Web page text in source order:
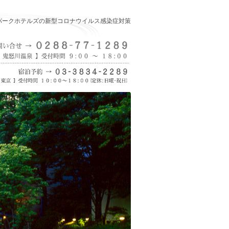
ークホテルズの新型コロナウイルス感染症対策